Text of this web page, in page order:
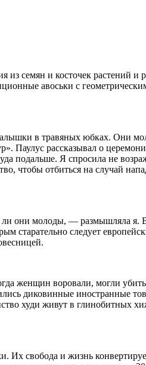
семян и косточек растений и
авоськи с
в травяных юбках. Они
Паулус рассказывал о
подальше. Я спросила не
чтобы отбиться на случай
ли они молоды, — размышляла
старательно следует
женщин воровали, могли
диковинные иностранные
худи живут в глинобитных
Их свобода и жизнь